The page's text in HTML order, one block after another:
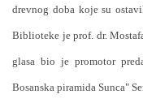
drevnog doba koje su
Biblioteke je prof. dr.
glasa bio je promotor
Bosanska piramida Sunca"